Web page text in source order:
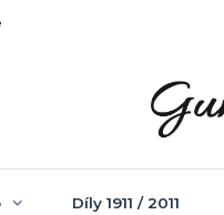
Díly 1911 / 2011